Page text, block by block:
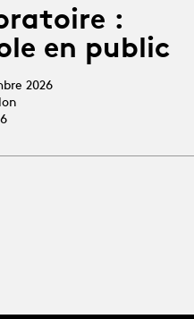
:
en public
2026